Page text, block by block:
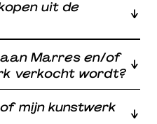
uit de
Marres en/of
verkocht wordt?
mijn kunstwerk